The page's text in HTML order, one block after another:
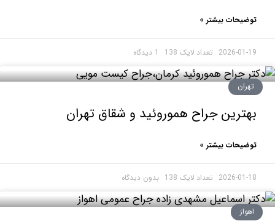
بیشتر »
2026- 1 دیدگاه
جراح هموروئید و شقاق تهران
بیشتر »
2026- بدون دیدگاه